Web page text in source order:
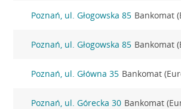
Poznań, ul. Głogowska 85 Bankomat
Poznań, ul. Głogowska 85 Bankomat
Poznań, ul. Główna 35 Bankomat
Poznań, ul. Górecka 30 Bankomat